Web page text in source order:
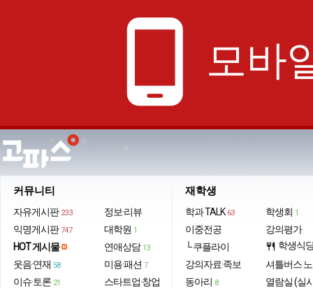
phone_android 모바
커뮤니티
자유게시판 233
익명게시판 747
HOT 게시물
웃음·연재 58
이슈·토론 21
정보·리뷰
대학원 1
연애상담 13
미용·패션 7
스타트업·창업
재학생
학과 TALK 63
이중전공
└ 쿠플라이
강의자료·족보
동아리 8
학생회 1
강의평가
restaurant 학생식
셔틀버스
열람실 (실